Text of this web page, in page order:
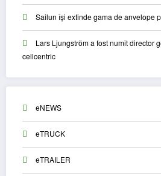
Sailun își extinde gama de anvelope
Lars Ljungström a fost numit director
cellcentric
eNEWS
eTRUCK
eTRAILER